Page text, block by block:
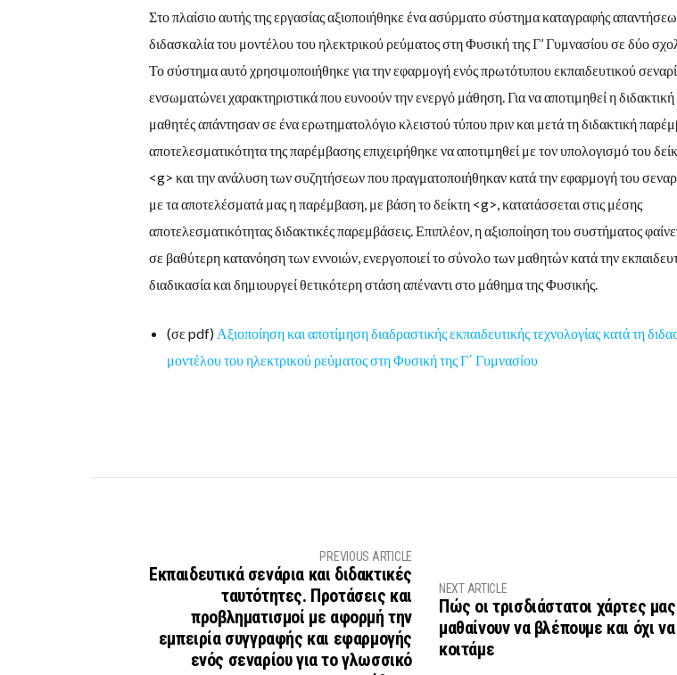
Στο πλαίσιο αυτής της εργασίας αξιοποιήθηκε ένα ασύρματο σύστημα καταγραφής
διδασκαλία του μοντέλου του ηλεκτρικού ρεύματος στη Φυσική της Γ’ Γυμνασίου σε δύο
Το σύστημα αυτό χρησιμοποιήθηκε για την εφαρμογή ενός πρωτότυπου εκπαιδευτικού
ενσωματώνει χαρακτηριστικά που ευνοούν την ενεργό μάθηση. Για να αποτιμηθεί η
μαθητές απάντησαν σε ένα ερωτηματολόγιο κλειστού τύπου πριν και μετά τη διδακτική
αποτελεσματικότητα της παρέμβασης επιχειρήθηκε να αποτιμηθεί με τον υπολογισμό του
<g> και την ανάλυση των συζητήσεων που πραγματοποιήθηκαν κατά την εφαρμογή του
με τα αποτελέσματά μας η παρέμβαση, με βάση το δείκτη <g>, κατατάσσεται στις μέσης
αποτελεσματικότητας διδακτικές παρεμβάσεις. Επιπλέον, η αξιοποίηση του συστήματος
σε βαθύτερη κατανόηση των εννοιών, ενεργοποιεί το σύνολο των μαθητών κατά την
διαδικασία και δημιουργεί θετικότερη στάση απέναντι στο μάθημα της Φυσικής.
(σε pdf) Αξιοποίηση και αποτίμηση διαδραστικής εκπαιδευτικής τεχνολογίας κατά τη
μοντέλου του ηλεκτρικού ρεύματος στη Φυσική της Γ΄ Γυμνασίου
PREVIOUS ARTICLE
Εκπαιδευτικά σενάρια και διδακτικές
ταυτότητες. Προτάσεις και
προβληματισμοί με αφορμή την
εμπειρία συγγραφής και εφαρμογής
ενός σεναρίου για το γλωσσικό
NEXT ARTICLE
Πώς οι τρισδιάστατοι χάρτες μας
μαθαίνουν να βλέπουμε και όχι να
κοιτάμε